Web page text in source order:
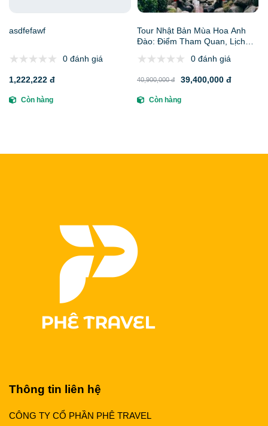
asdfefawf
0 đánh giá
1,222,222 đ
Còn hàng
Tour Nhật Bản Mùa Hoa Anh
Đào: Điểm Tham Quan, Lịch
Gợi Ý Đại Lý Uy Tín0 đánh giá
40,900,000 đ 39,400,000 đ
Còn hàng
Thông tin liên hệ
CÔNG TY CỔ PHẦN PHÊ TRAVEL